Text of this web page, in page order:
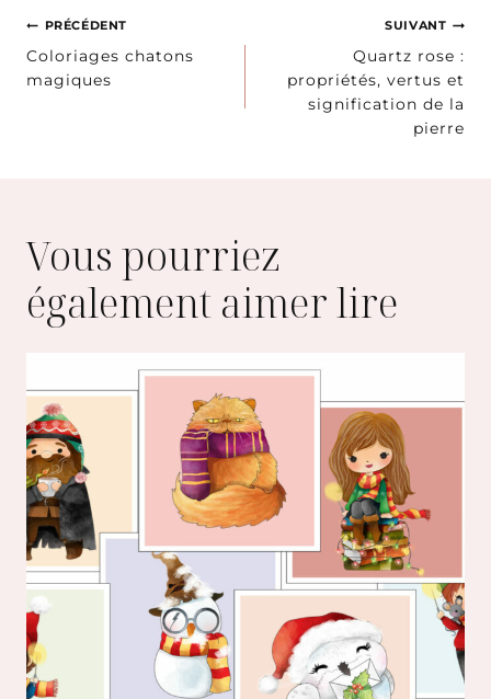
Navigation
de
PRÉCÉDENT
Coloriages chatons
magiques
SUIVANT
Quartz rose :
propriétés, vertus et
signification de la
pierre
Vous pourriez
également aimer lire